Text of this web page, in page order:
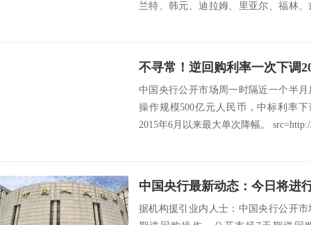
兰特、韩元、迪拉姆、里亚尔、福林
中国央行公开市场周一时隔近一个半
操作规模500亿元人民币，中标利率
2015年6月以来最大单次降幅。
据机构援引业内人士：中国央行公开